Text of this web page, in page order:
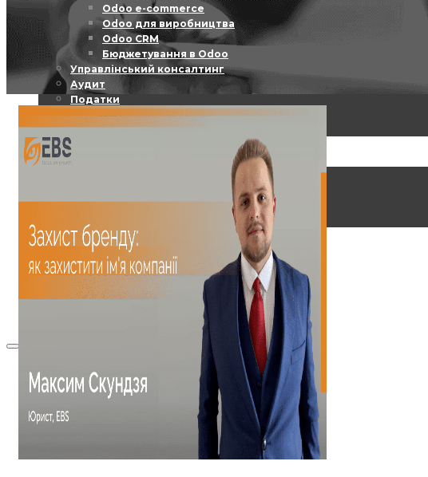
Odoo e-commerce
Odoo для виробництва
Odoo CRM
Бюджетування в Odoo
Управлінський консалтинг
Аудит
Податки
Трансфертне ціноутворення
Юридичні послуги
EBS – DIGEST
НОВИНИ
Новини компанії
КОНТАКТИ
UA
RU